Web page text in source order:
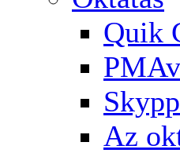
Quik
Az